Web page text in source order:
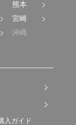
熊本
宮崎
沖縄
入ガイド